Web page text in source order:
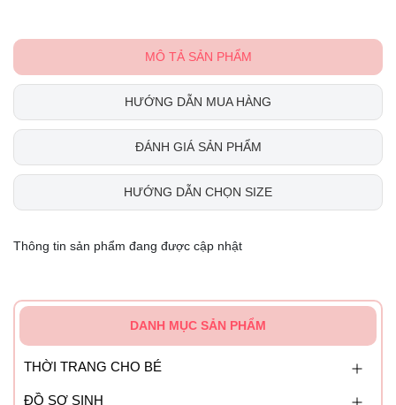
MÔ TẢ SẢN PHẨM
HƯỚNG DẪN MUA HÀNG
ĐÁNH GIÁ SẢN PHẨM
HƯỚNG DẪN CHỌN SIZE
Thông tin sản phẩm đang được cập nhật
DANH MỤC SẢN PHẨM
THỜI TRANG CHO BÉ
ĐỒ SƠ SINH